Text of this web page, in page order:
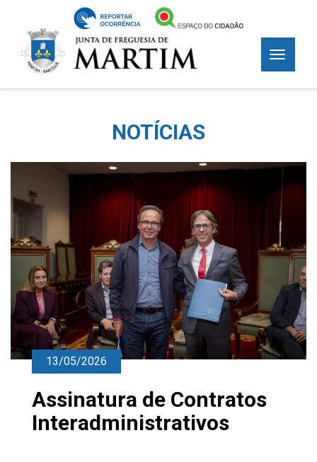
NOTÍCIAS
13/05/2026
Assinatura de Contratos
Interadministrativos